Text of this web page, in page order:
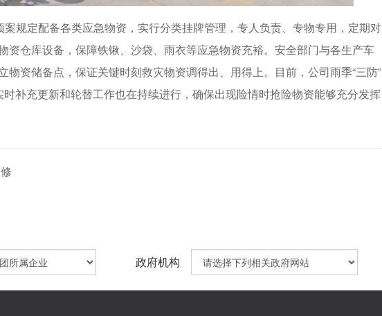
案规定配备各类应急物资，实行分类挂牌管理，专人负责、专物专用，定期对
资仓库设备，保障铁锹、沙袋、雨衣等应急物资充裕。安全部门与各生产车
物资储备点，保证关键时刻救灾物资调得出、用得上。目前，公司雨季“三防”
补充更新和轮替工作也在持续进行，确保出现险情时抢险物资能够充分发挥
政府机构